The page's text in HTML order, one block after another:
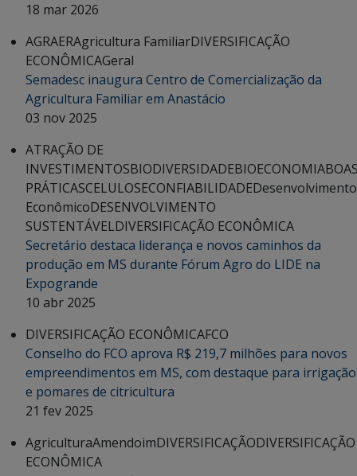
18 mar 2026
AGRAERAgricultura FamiliarDIVERSIFICAÇÃO
ECONÔMICAGeral
Semadesc inaugura Centro de Comercialização da
Agricultura Familiar em Anastácio
03 nov 2025
ATRAÇÃO DE
INVESTIMENTOSBIODIVERSIDADEBIOECONOMIA
PRÁTICASCELULOSECONFIABILIDADEDesenvolvimento
EconômicoDESENVOLVIMENTO
SUSTENTÁVELDIVERSIFICAÇÃO ECONÔMICA
Secretário destaca liderança e novos caminhos da
produção em MS durante Fórum Agro do LIDE na
Expogrande
10 abr 2025
DIVERSIFICAÇÃO ECONÔMICAFCO
Conselho do FCO aprova R$ 219,7 milhões para novos
empreendimentos em MS, com destaque para irrigação
e pomares de citricultura
21 fev 2025
AgriculturaAmendoimDIVERSIFICAÇÃODIVERSIFICAÇÃO
ECONÔMICA